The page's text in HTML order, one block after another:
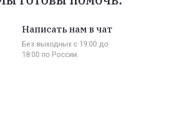
Написать нам в чат
Без выходных c 19:00 до
18:00 по России.